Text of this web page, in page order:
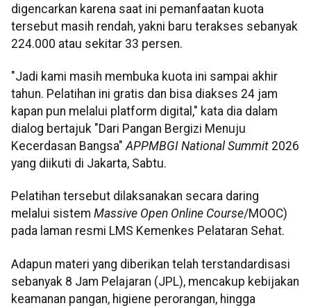
digencarkan karena saat ini pemanfaatan kuota
tersebut masih rendah, yakni baru terakses sebanyak
224.000 atau sekitar 33 persen.
"Jadi kami masih membuka kuota ini sampai akhir
tahun. Pelatihan ini gratis dan bisa diakses 24 jam
kapan pun melalui platform digital," kata dia dalam
dialog bertajuk "Dari Pangan Bergizi Menuju
Kecerdasan Bangsa"APPMBGI National Summit 2026
yang diikuti di Jakarta, Sabtu.
Pelatihan tersebut dilaksanakan secara daring
melalui sistem Massive Open Online Course/MOOC)
pada laman resmi LMS Kemenkes Pelataran Sehat.
Adapun materi yang diberikan telah terstandardisasi
sebanyak 8 Jam Pelajaran (JPL), mencakup kebijakan
keamanan pangan, higiene perorangan, hingga